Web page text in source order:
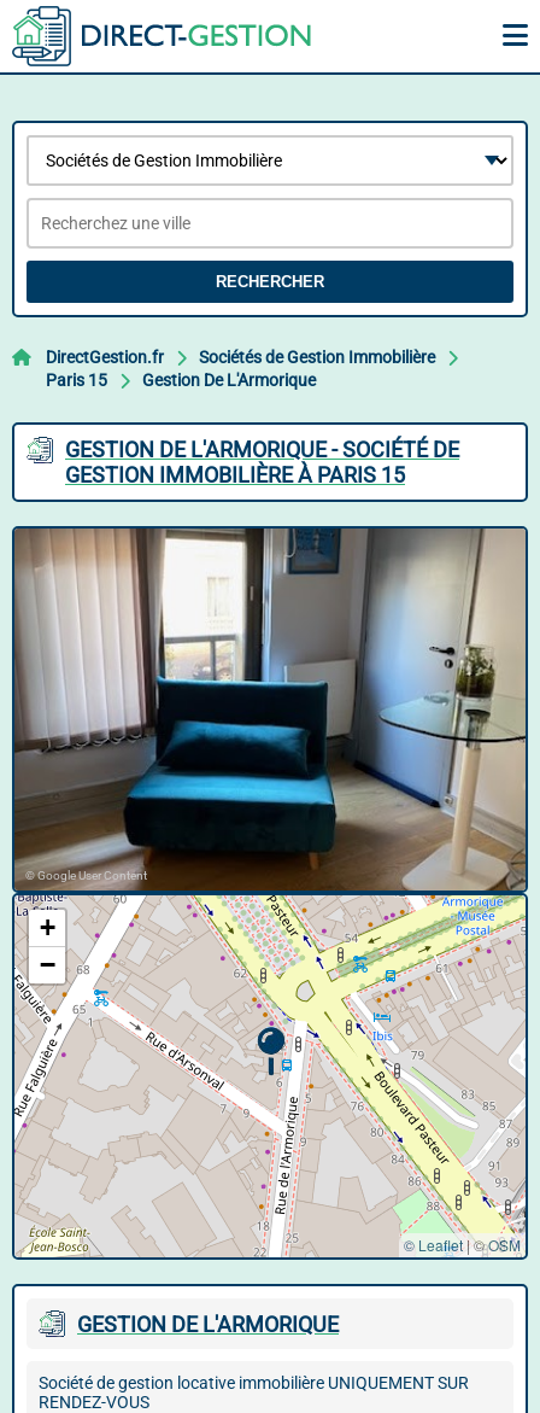
RECHERCHER
DirectGestion.fr
Sociétés de Gestion Immobilière
Paris 15
Gestion De L'Armorique
GESTION DE L'ARMORIQUE - SOCIÉTÉ DE
GESTION IMMOBILIÈRE À PARIS 15
© Google User Content
+
−
© Leaflet |©OSM
GESTION DE L'ARMORIQUE
Société de gestion locative immobilière UNIQUEMENT SUR
RENDEZ-VOUS